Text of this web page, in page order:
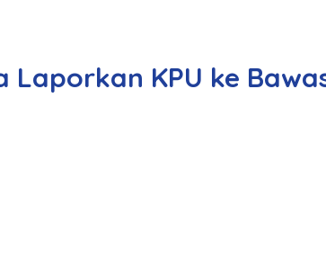
Laporkan KPU ke